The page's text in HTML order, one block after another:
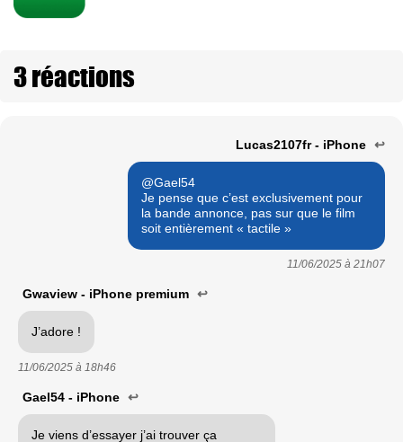
3 réactions
Lucas2107fr - iPhone ↩
@Gael54
Je pense que c’est exclusivement pour
la bande annonce, pas sur que le film
soit entièrement « tactile »
11/06/2025 à 21h07
Gwaview - iPhone premium ↩
J’adore !
11/06/2025 à 18h46
Gael54 - iPhone ↩
Je viens d’essayer j’ai trouver ça